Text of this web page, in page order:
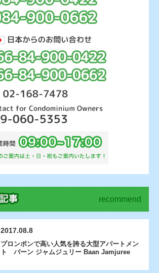
recommend
2017.08.8
プロンポンで高い人気を誇る大型アパートメン
ト バーン ジャムジュリー Baan Jamjuree